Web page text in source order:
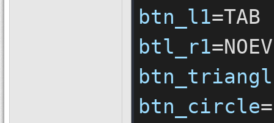
btn_l1
btl_r1
btn_circle